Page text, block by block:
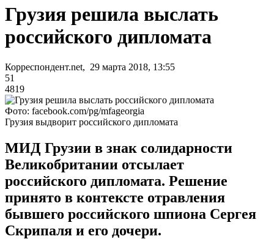
Грузия решила выслать
российского дипломата
Корреспондент.net, 29 марта 2018, 13:55
51
4819
Фото: facebook.com/pg/mfageorgia
Грузия выдворит российского дипломата
МИД Грузии в знак солидарности
Великобритании отсылает
российского дипломата. Решение
принято в контексте отравления
бывшего российского шпиона Сергея
Скрипаля и его дочери.